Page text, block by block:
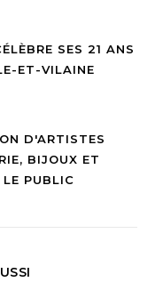
SES 21 ANS
ET-VILAINE
D'ARTISTES
BIJOUX ET
PUBLIC